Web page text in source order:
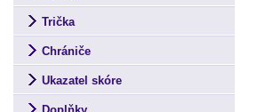
Trička
Chrániče
Ukazatel skóre